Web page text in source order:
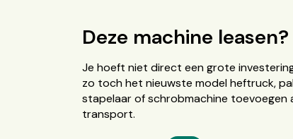
Deze machine leasen?
Je hoeft niet direct een grote
zo toch het nieuwste model heftruck,
stapelaar of schrobmachine toevoegen
transport.